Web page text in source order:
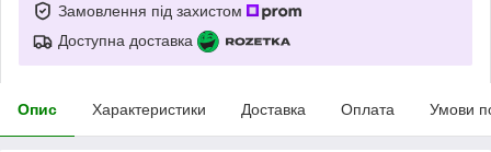
Замовлення під захистом
Доступна доставка
Опис Характеристики Доставка Оплата Умови